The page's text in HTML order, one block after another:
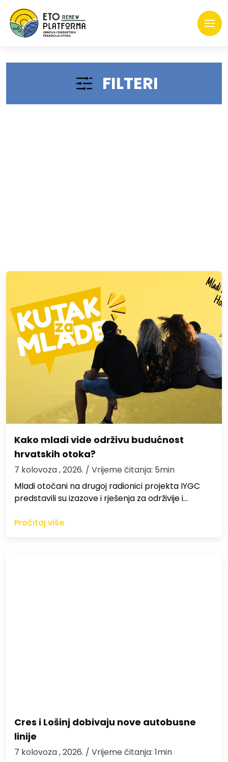
FILTERI
Kako mladi vide održivu budućnost
hrvatskih otoka?
7 kolovoza , 2026. / Vrijeme čitanja: 5min
Mladi otočani na drugoj radionici projekta IYGC
predstavili su izazove i rješenja za održivije i…
Pročitaj više
Cres i Lošinj dobivaju nove autobusne
linije
7 kolovoza , 2026. / Vrijeme čitanja: 1min